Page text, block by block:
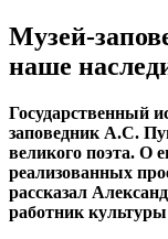
Музей-
наше
Государственный
заповедник А.С.
великого поэта. О
реализованных
рассказал
работник